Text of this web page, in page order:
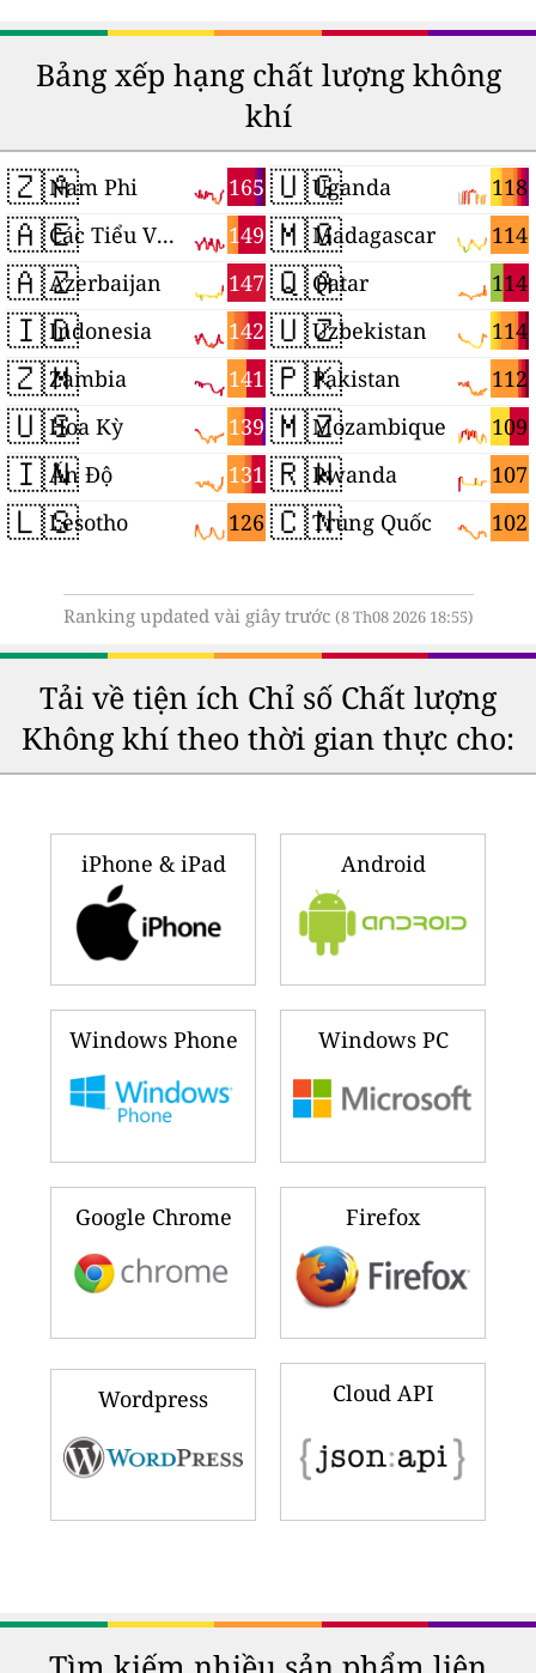
Bảng xếp hạng chất lượng không
khí
🇿🇦 165
Nam Phi
🇦🇪 149
Các Tiểu Vương quốc Ả Rập Thống nhất
🇦🇿 147
Azerbaijan
🇮🇩 142
Indonesia
🇿🇲 141
Zambia
🇺🇸 139
Hoa Kỳ
🇮🇳 131
Ấn Độ
🇱🇸 126
Lesotho
🇺🇬 118
Uganda
🇲🇬 114
Madagascar
🇶🇦 114
Qatar
🇺🇿 114
Uzbekistan
🇵🇰 112
Pakistan
🇲🇿 109
Mozambique
🇷🇼 107
Rwanda
🇨🇳 102
Trung Quốc
Ranking updated vài giây trước (8 Th08 2026 18:55)
Tải về tiện ích Chỉ số Chất lượng
Không khí theo thời gian thực cho:
iPhone & iPad Android
Windows Phone Windows PC
Google Chrome Firefox
Wordpress Cloud API